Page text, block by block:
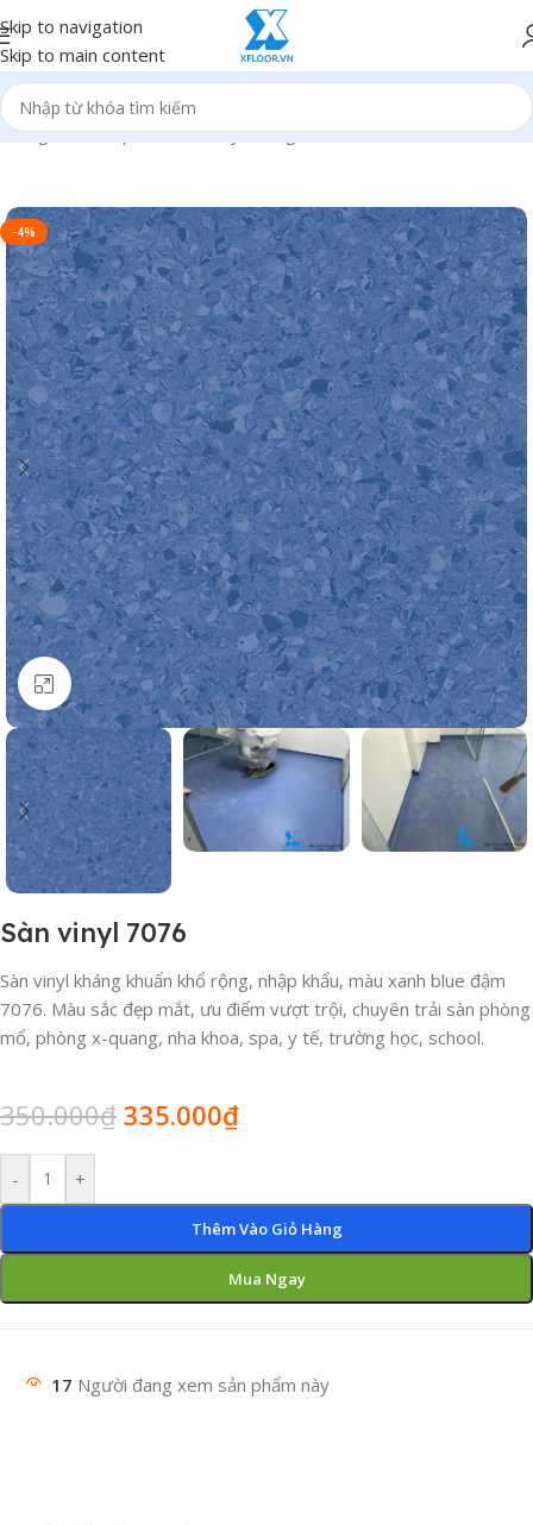
Skip to navigation
Skip to main content
Trang chủ/Sản phẩm/Sàn vinyl kháng khuẩn
-4%
Click to enlarge
Sàn vinyl 7076
Sàn vinyl kháng khuẩn khổ rộng, nhập khẩu, màu xanh blue đậm
7076. Màu sắc đẹp mắt, ưu điểm vượt trội, chuyên trải sàn phòng
mổ, phòng x-quang, nha khoa, spa, y tế, trường học, school.
350.000₫ 335.000₫
- +
Thêm Vào Giỏ Hàng
Mua Ngay
17 Người đang xem sản phẩm này